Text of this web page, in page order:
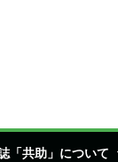
「共助」について